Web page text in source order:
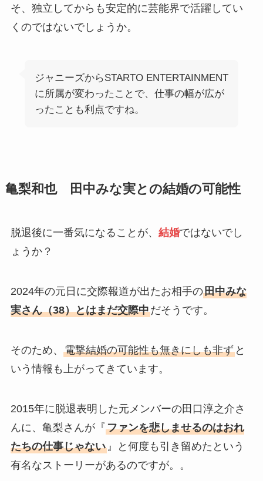
そ、独立してからも安定的に芸能界で活躍してい
くのではないでしょうか。
ジャニーズからSTARTO ENTERTAINMENT
に所属が変わったことで、仕事の幅が広が
ったことも利点ですね。
亀梨和也 田中みな実との結婚の可能性
脱退後に一番気になることが、 結婚ではないでし
ょうか？
2024年の元日に交際報道が出たお相手の田中みな
実さん（38）とはまだ交際中だそうです。
そのため、 電撃結婚の可能性も無きにしも非ずと
いう情報も上がってきています。
2015年に脱退表明した元メンバーの田口淳之介さ
んに、亀梨さんが『ファンを悲しませるのはおれ
たちの仕事じゃない』と何度も引き留めたという
有名なストーリーがあるのですが。。